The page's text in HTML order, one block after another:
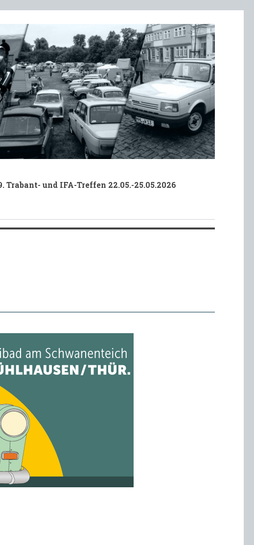
Trabant- und IFA-Treffen 22.05.-25.05.2026